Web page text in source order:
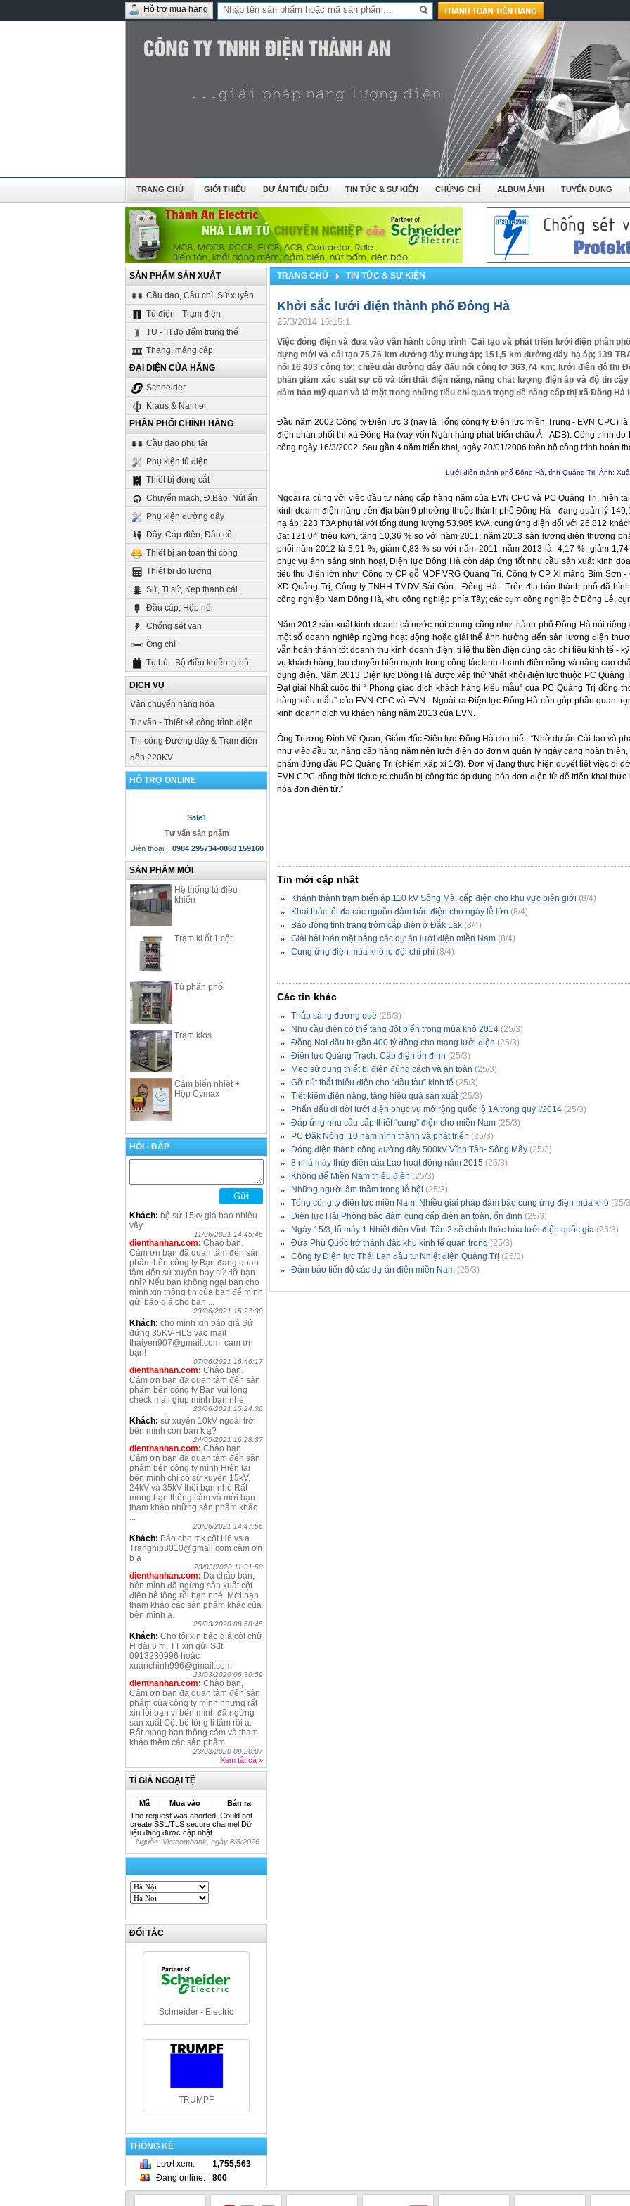
Hỗ trợ mua hàng
TRANG CHỦ GIỚI THIỆU DỰ ÁN TIÊU BIỂU TIN TỨC & SỰ KIỆN CHỨNG CHỈ ALBUM ẢNH TUYỂN DỤNG
SẢN PHẨM SẢN XUẤT
Cầu dao, Cầu chì, Sứ xuyên
Tủ điện - Trạm điện
TU - TI đo đếm trung thế
Thang, máng cáp
ĐẠI DIỆN CỦA HÃNG
Schneider
Kraus & Naimer
PHÂN PHỐI CHÍNH HÃNG
Cầu dao phụ tải
Phụ kiện tủ điện
Thiết bị đóng cắt
Chuyển mạch, Đ.Báo, Nút ấn
Phụ kiện đường dây
Dây, Cáp điện, Đầu cốt
Thiết bị an toàn thi công
Thiết bị đo lường
Sứ, Ti sứ, Kẹp thanh cái
Đầu cáp, Hộp nối
Chống sét van
Ống chì
Tụ bù - Bộ điều khiển tụ bù
DỊCH VỤ
Vận chuyển hàng hóa
Tư vấn - Thiết kế công trình điện
Thi công Đường dây & Trạm điện
đến 220KV
HỖ TRỢ ONLINE
Sale1
Tư vấn sản phẩm
Điện thoại: 0984 295734-0868 159160
SẢN PHẨM MỚI
Hệ thống tủ điều
khiển
Trạm ki ốt 1 cột
Tủ phân phối
Trạm kios
Cảm biến nhiệt +
Hộp Cymax
HỎI - ĐÁP
Khách: bộ sứ 15kv giá bao nhiêu
vậy
11/06/2021 14:45:46
dienthanhan.com: Chào bạn.
Cảm ơn bạn đã quan tâm đến sản
phẩm bên công ty Bạn đang quan
tâm đến sứ xuyên hay sứ đỡ bạn
nhỉ? Nếu bạn không ngại bạn cho
mình xin thông tin của bạn để mình
gửi báo giá cho bạn ...
23/06/2021 15:27:30
Khách: cho mình xin báo giá Sứ
đứng 35KV-HLS vào mail
thaiyen907@gmail.com, cảm ơn
bạn!
07/06/2021 16:46:17
dienthanhan.com: Chào bạn.
Cảm ơn bạn đã quan tâm đến sản
phẩm bên công ty Bạn vui lòng
check mail gíup mình bạn nhé
23/06/2021 15:24:36
Khách: sứ xuyên 10kV ngoài trời
bên mình còn bán k ạ?
24/05/2021 16:28:37
dienthanhan.com: Chào bạn.
Cảm ơn bạn đã quan tâm đến sản
phẩm bên công ty mình Hiện tại
bên mình chỉ có sứ xuyên 15kV,
24kV và 35kV thôi bạn nhé Rất
mong bạn thông cảm và mời bạn
tham khảo những sản phẩm khác
...
23/06/2021 14:47:56
Khách: Báo cho mk cột H6 vs ạ
Tranghip3010@gmail.com cảm ơn
b ạ
23/03/2020 11:31:58
dienthanhan.com: Dạ chào bạn,
bên mình đã ngừng sản xuất cột
điện bê tông rồi bạn nhé. Mời bạn
tham khảo các sản phẩm khác của
bên mình ạ.
25/03/2020 08:58:45
Khách: Cho tôi xin báo giá cột chữ
H dài 6 m. TT xin gửi Sđt
0913230996 hoặc
xuanchinh996@gmail.com
23/03/2020 06:30:59
dienthanhan.com: Chào bạn,
Cảm ơn bạn đã quan tâm đến sản
phẩm của công ty mình nhưng rất
xin lỗi bạn vì bên mình đã ngừng
sản xuất Cột bê tông li tâm rồi ạ.
Rất mong bạn thông cảm và tham
khảo thêm các sản phẩm ...
23/03/2020 09:20:07
Xem tất cả»
TỈ GIÁ NGOẠI TỆ
Mã Mua vào
Bán ra
The request was aborted: Could not
create SSL/TLS secure channel.Dữ
liệu đang được cập nhật
Nguồn: Vietcombank, ngày 8/8/2026
ĐỐI TÁC
Schneider - Electric
Kraus & Naimer
THỐNG KÊ
Lượt xem:
1,755,563
Đang online: 800
TRANG CHỦ TIN TỨC & SỰ KIỆN
Khởi sắc lưới điện thành phố Đông Hà
25/3/2014 16:15:1
Việc đóng điện và đưa vào vận hành công trình 'Cải tạo và phát triển lưới điện phân
dựng mới và cải tạo 75,76 km đường dây trung áp; 151,5 km đường dây hạ áp; 139
nối 16.403 công tơ; chiều dài đường dây đấu nối công tơ 363,74 km; lưới điện đô thị
phần giảm xác suất sự cố và tổn thất điện năng, nâng chất lượng điện áp và độ tin
đảm bảo mỹ quan và là một trong những tiêu chí quan trọng để nâng cấp thị xã Đông Hà
Đầu năm 2002 Công ty Điện lực 3 (nay là Tổng công ty Điện lực miền Trung - EVN CPC)
điện phân phối thị xã Đông Hà (vay vốn Ngân hàng phát triển châu Á - ADB). Công trình
công ngày 16/3/2002. Sau gần 4 năm triển khai, ngày 20/01/2006 toàn bộ công trình hoàn
Lưới điện thành phố Đông Hà, tỉnh Quảng Trị. Ảnh:
Ngoài ra cùng với việc đầu tư nâng cấp hàng năm của EVN CPC và PC Quảng Trị, hiện
kinh doanh điện năng trên địa bàn 9 phường thuộc thành phố Đông Hà - đang quản lý
hạ áp; 223 TBA phụ tải với tổng dung lượng 53.985 kVA; cung ứng điện đối với 26.812
đạt 121,04 triệu kwh, tăng 10,36 % so với năm 2011; năm 2013 sản lượng điện thương
phối năm 2012 là 5,91 %, giảm 0,83 % so với năm 2011; năm 2013 là 4,17 %, giảm
phục vụ ánh sáng sinh hoạt, Điện lực Đông Hà còn đáp ứng tốt nhu cầu sản xuất kinh
tiêu thụ điện lớn như: Công ty CP gỗ MDF VRG Quảng Trị, Công ty CP Xi măng Bỉm Sơn
XD Quảng Trị, Công ty TNHH TMDV Sài Gòn - Đông Hà…Trên địa bàn thành phố đã
công nghiệp Nam Đông Hà, khu công nghiệp phía Tây; các cụm công nghiệp ở Đông Lễ,
Năm 2013 sản xuất kinh doanh cả nước nói chung cũng như thành phố Đông Hà nói
một số doanh nghiệp ngừng hoạt động hoặc giải thể ảnh hưởng đến sản lương điện
vẫn hoàn thành tốt doanh thu kinh doanh điện, tỉ lệ thu tiền điện cùng các chỉ tiêu kinh tế -
vụ khách hàng, tạo chuyển biến mạnh trong công tác kinh doanh điện năng và nâng cao
dụng điện. Năm 2013 Điện lực Đông Hà được xếp thứ Nhất khối điện lực thuộc PC Quảng
Đạt giải Nhất cuộc thi “ Phòng giao dịch khách hàng kiểu mẫu” của PC Quảng Trị đồng
hàng kiểu mẫu” của EVN CPC và EVN . Ngoài ra Điện lực Đông Hà còn góp phần quan
kinh doanh dịch vụ khách hàng năm 2013 của EVN.
Ông Trương Đình Võ Quan, Giám đốc Điện lực Đông Hà cho biết: “Nhờ dự án Cải tạo và
như việc đầu tư, nâng cấp hàng năm nên lưới điện do đơn vị quản lý ngày càng hoàn
phẩm đứng đầu PC Quảng Trị (chiếm xấp xỉ 1/3). Đơn vị đang thực hiện quyết liệt việc di
EVN CPC đồng thời tích cực chuẩn bị công tác áp dụng hóa đơn điện tử để triển khai
hóa đơn điện tử.”
Tin mới cập nhật
Khánh thành trạm biến áp 110 kV Sông Mã, cấp điện cho khu vực biên giới (8/4)
Khai thác tối đa các nguồn đảm bảo điện cho ngày lễ lớn (8/4)
Báo động tình trạng trộm cắp điện ở Đắk Lăk (8/4)
Giải bài toán mặt bằng các dự án lưới điện miền Nam (8/4)
Cung ứng điện mùa khô lo đội chi phí (8/4)
Các tin khác
Thắp sáng đường quê (25/3)
Nhu cầu điện có thể tăng đột biến trong mùa khô 2014 (25/3)
Đồng Nai đầu tư gần 400 tỷ đồng cho mạng lưới điện (25/3)
Điện lực Quảng Trạch: Cấp điện ổn định (25/3)
Mẹo sử dụng thiết bị điện đúng cách và an toàn (25/3)
Gỡ nút thắt thiếu điện cho “đầu tàu” kinh tế (25/3)
Tiết kiệm điện năng, tăng hiệu quả sản xuất (25/3)
Phấn đấu di dời lưới điện phục vụ mở rộng quốc lộ 1A trong quý I/2014 (25/3)
Đáp ứng nhu cầu cấp thiết “cung” điện cho miền Nam (25/3)
PC Đăk Nông: 10 năm hình thành và phát triển (25/3)
Đóng điện thành công đường dây 500kV Vĩnh Tân- Sông Mây (25/3)
8 nhà máy thủy điện của Lào hoạt động năm 2015 (25/3)
Không để Miền Nam thiếu điện (25/3)
Những người âm thầm trong lễ hội (25/3)
Tổng công ty điện lực miền Nam: Nhiều giải pháp đảm bảo cung ứng điện mùa khô (25/3
Điện lực Hải Phòng bảo đảm cung cấp điện an toàn, ổn định (25/3)
Ngày 15/3, tổ máy 1 Nhiệt điện Vĩnh Tân 2 sẽ chính thức hòa lưới điện quốc gia (25/3)
Đưa Phú Quốc trở thành đặc khu kinh tế quan trọng (25/3)
Công ty Điện lực Thái Lan đầu tư Nhiệt điện Quảng Trị (25/3)
Đảm bảo tiến độ các dự án điện miền Nam (25/3)